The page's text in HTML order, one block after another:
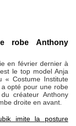
robe Anthony
en février dernier à
le top model Anja
« Costume Institute
opté pour une robe
créateur Anthony
droite en avant.
imite la posture